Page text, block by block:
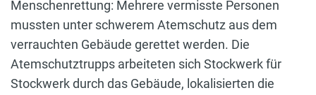
Menschenrettung: Mehrere vermisste Personen
mussten unter schwerem Atemschutz aus dem
verrauchten Gebäude gerettet werden. Die
Atemschutztrupps arbeiteten sich Stockwerk für
Stockwerk durch das Gebäude, lokalisierten die